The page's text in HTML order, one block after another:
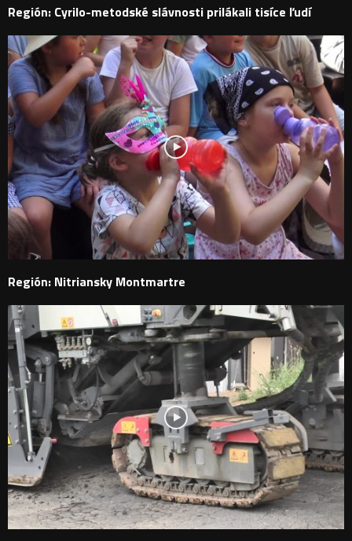
Región: Cyrilo-metodské slávnosti prilákali tisíce ľudí
Región: Nitriansky Montmartre